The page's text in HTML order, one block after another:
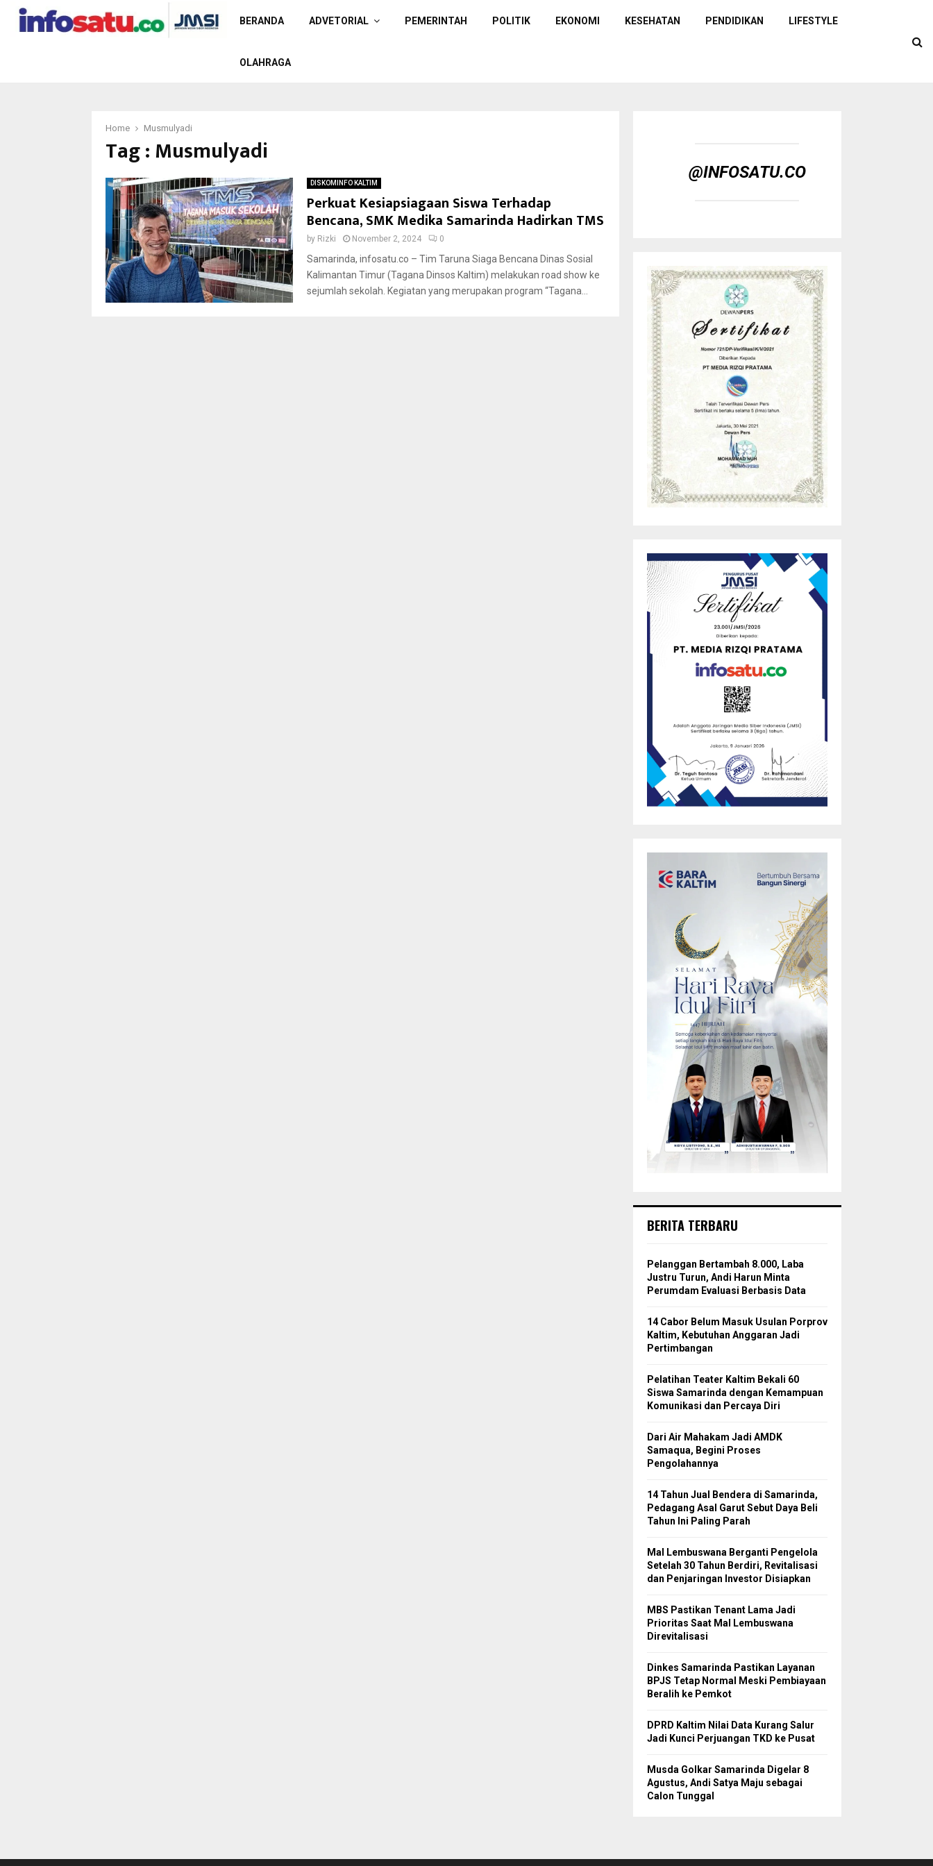
BERANDA ADVETORIAL PEMERINTAH POLITIK EKONOMI KESEHATAN PENDIDIKAN LIFESTYLE
OLAHRAGA
Home Musmulyadi
Tag : Musmulyadi
DISKOMINFO KALTIM
Perkuat Kesiapsiagaan Siswa Terhadap
Bencana, SMK Medika Samarinda Hadirkan TMS
by Rizki November 2, 2024 0
Samarinda, infosatu.co – Tim Taruna Siaga Bencana Dinas Sosial
Kalimantan Timur (Tagana Dinsos Kaltim) melakukan road show ke
sejumlah sekolah. Kegiatan yang merupakan program “Tagana...
@INFOSATU.CO
BERITA TERBARU
Pelanggan Bertambah 8.000, Laba
Justru Turun, Andi Harun Minta
Perumdam Evaluasi Berbasis Data
14 Cabor Belum Masuk Usulan Porprov
Kaltim, Kebutuhan Anggaran Jadi
Pertimbangan
Pelatihan Teater Kaltim Bekali 60
Siswa Samarinda dengan Kemampuan
Komunikasi dan Percaya Diri
Dari Air Mahakam Jadi AMDK
Samaqua, Begini Proses
Pengolahannya
14 Tahun Jual Bendera di Samarinda,
Pedagang Asal Garut Sebut Daya Beli
Tahun Ini Paling Parah
Mal Lembuswana Berganti Pengelola
Setelah 30 Tahun Berdiri, Revitalisasi
dan Penjaringan Investor Disiapkan
MBS Pastikan Tenant Lama Jadi
Prioritas Saat Mal Lembuswana
Direvitalisasi
Dinkes Samarinda Pastikan Layanan
BPJS Tetap Normal Meski Pembiayaan
Beralih ke Pemkot
DPRD Kaltim Nilai Data Kurang Salur
Jadi Kunci Perjuangan TKD ke Pusat
Musda Golkar Samarinda Digelar 8
Agustus, Andi Satya Maju sebagai
Calon Tunggal